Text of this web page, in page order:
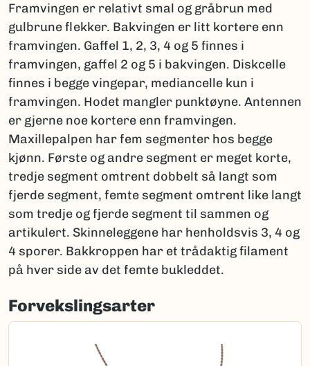
Framvingen er relativt smal og gråbrun med
gulbrune flekker. Bakvingen er litt kortere enn
framvingen. Gaffel 1, 2, 3, 4 og 5 finnes i
framvingen, gaffel 2 og 5 i bakvingen. Diskcelle
finnes i begge vingepar, mediancelle kun i
framvingen. Hodet mangler punktøyne. Antennen
er gjerne noe kortere enn framvingen.
Maxillepalpen har fem segmenter hos begge
kjønn. Første og andre segment er meget korte,
tredje segment omtrent dobbelt så langt som
fjerde segment, femte segment omtrent like langt
som tredje og fjerde segment til sammen og
artikulert. Skinneleggene har henholdsvis 3, 4 og
4 sporer. Bakkroppen har et trådaktig filament
på hver side av det femte bukleddet.
Forvekslingsarter